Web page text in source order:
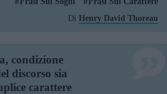
Di Henry David Thoreau
condizione
discorso sia
carattere